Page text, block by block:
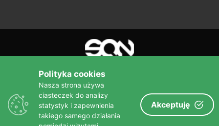
Więcej niż książka!
Wydawnictwo
sine qua non
Polityka cookies
Nasza strona używa
ciasteczek do analizy
statystyk i zapewnienia
takiego samego działania
Akceptuję